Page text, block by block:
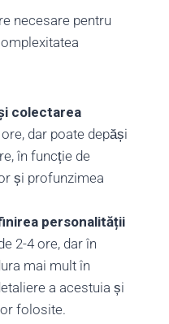
necesare pentru
colectarea
dar poate depăși
în funcție de
și profunzimea
personalității
2-4 ore, dar în
mai mult în
a acestuia și
folosite.